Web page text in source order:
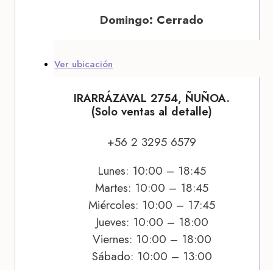
Domingo: Cerrado
Ver ubicación
IRARRÁZAVAL 2754, ÑUÑOA.
(Solo ventas al detalle)
+56 2 3295 6579
Lunes: 10:00 – 18:45
Martes: 10:00 – 18:45
Miércoles: 10:00 – 17:45
Jueves: 10:00 – 18:00
Viernes: 10:00 – 18:00
Sábado: 10:00 – 13:00